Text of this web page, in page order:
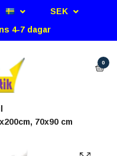
SEK
4-7 dagar
0
70x90 cm